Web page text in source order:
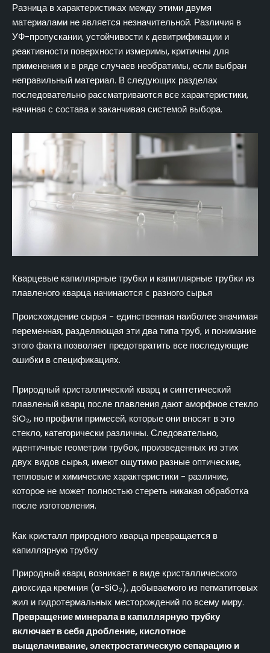
Разница в характеристиках между этими двумя
материалами не является незначительной. Различия в
УФ-пропускании, устойчивости к девитрификации и
реактивности поверхности измеримы, критичны для
применения и в ряде случаев необратимы, если выбран
неправильный материал. В следующих разделах
последовательно рассматриваются все характеристики,
начиная с состава и заканчивая системой выбора.
Кварцевые капиллярные трубки и капиллярные трубки из
плавленого кварца начинаются с разного сырья
Происхождение сырья - единственная наиболее значимая
переменная, разделяющая эти два типа труб, и понимание
этого факта позволяет предотвратить все последующие
ошибки в спецификациях.
Природный кристаллический кварц и синтетический
плавленый кварц после плавления дают аморфное стекло
SiO₂, но профили примесей, которые они вносят в это
стекло, категорически различны. Следовательно,
идентичные геометрии трубок, произведенных из этих
двух видов сырья, имеют ощутимо разные оптические,
тепловые и химические характеристики - различие,
которое не может полностью стереть никакая обработка
после изготовления.
Как кристалл природного кварца превращается в
капиллярную трубку
Природный кварц возникает в виде кристаллического
диоксида кремния (α-SiO₂), добываемого из пегматитовых
жил и гидротермальных месторождений по всему миру.
Превращение минерала в капиллярную трубку
включает в себя дробление, кислотное
выщелачивание, электростатическую сепарацию и